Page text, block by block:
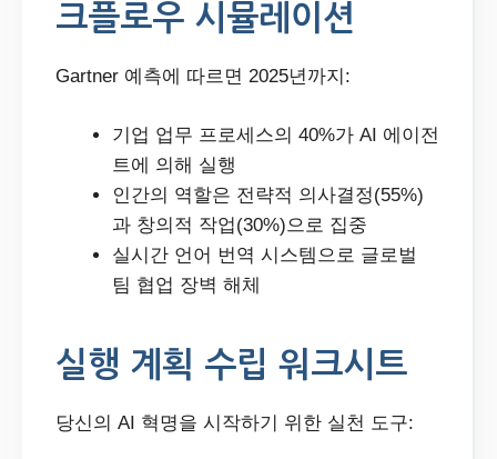
크플로우 시뮬레이션
Gartner 예측에 따르면 2025년까지:
기업 업무 프로세스의 40%가 AI 에이전
트에 의해 실행
인간의 역할은 전략적 의사결정(55%)
과 창의적 작업(30%)으로 집중
실시간 언어 번역 시스템으로 글로벌
팀 협업 장벽 해체
실행 계획 수립 워크시트
당신의 AI 혁명을 시작하기 위한 실천 도구: